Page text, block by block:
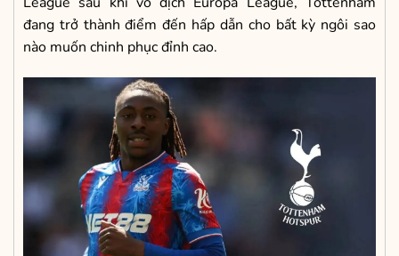
đang trở thành điểm đến hấp dẫn cho bất kỳ ngôi sao
nào muốn chinh phục đỉnh cao.